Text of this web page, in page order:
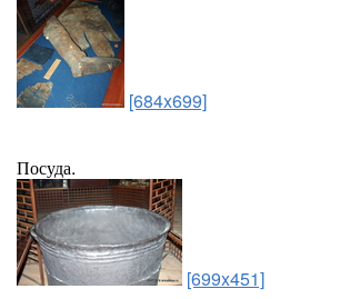
[684x699]
Посуда.
[699x451]